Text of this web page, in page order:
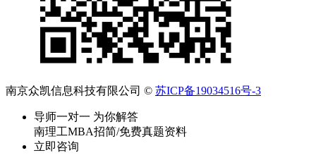
南京众凯信息科技有限公司 © 苏ICP备19034516号-3
导师一对一 为你解答
南理工MBA招简/免费真题资料
立即咨询